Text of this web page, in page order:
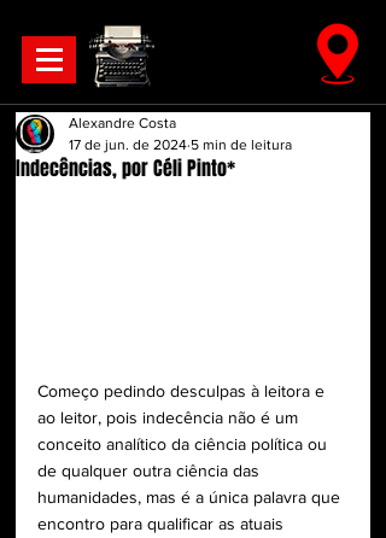
Indecências, por Céli Pinto*
Alexandre Costa
17 de jun. de 2024 5 min de leitura
Começo pedindo desculpas à leitora e
ao leitor, pois indecência não é um
conceito analítico da ciência política ou
de qualquer outra ciência das
humanidades, mas é a única palavra que
encontro para qualificar as atuais